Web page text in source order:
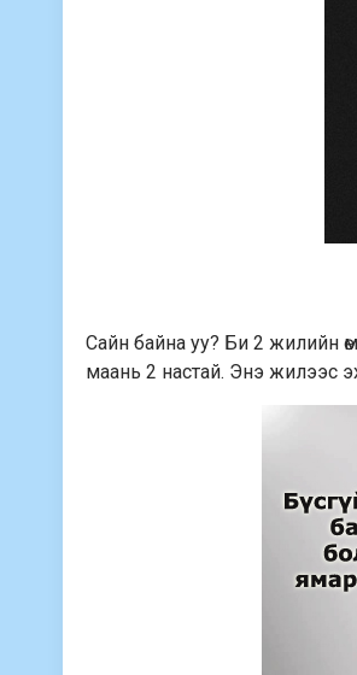
Сайн байна уу? Би 2 жилийн
маань 2 настай. Энэ жилээс